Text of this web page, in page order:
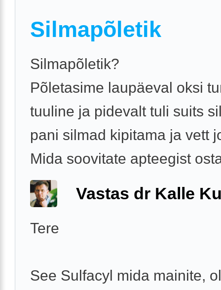
Silmapõletik
Silmapõletik?
Põletasime laupäeval oksi
tuuline ja pidevalt tuli suits
pani silmad kipitama ja vett
Mida soovitate apteegist
Vastas dr Kalle
Tere
See Sulfacyl mida mainite,